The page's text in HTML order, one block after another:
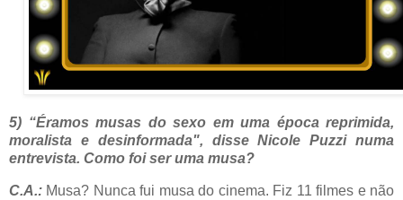
5) “Éramos musas do sexo em uma época reprimida,
moralista e desinformada", disse Nicole Puzzi numa
entrevista. Como foi ser uma musa?
C.A.: Musa? Nunca fui musa do cinema. Fiz 11 filmes e não